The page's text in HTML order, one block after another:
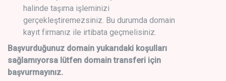
halinde taşıma işleminizi
gerçekleştiremezsiniz. Bu durumda domain
kayıt firmanız ile irtibata geçmelisiniz.
Başvurduğunuz domain yukarıdaki koşulları
sağlamıyorsa lütfen domain transferi için
başvurmayınız.